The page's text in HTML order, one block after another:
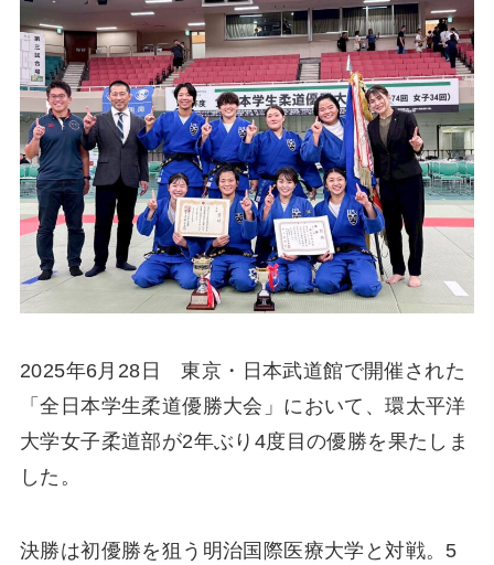
2025年6月28日 東京・日本武道館で開催された
「全日本学生柔道優勝大会」において、環太平洋
大学女子柔道部が2年ぶり4度目の優勝を果たしま
した。
決勝は初優勝を狙う明治国際医療大学と対戦。5